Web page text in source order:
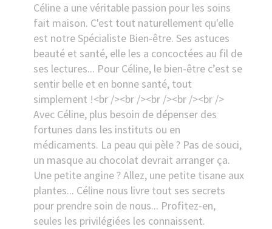
Céline a une véritable passion pour les soins
fait maison. C'est tout naturellement qu'elle
est notre Spécialiste Bien-être. Ses astuces
beauté et santé, elle les a concoctées au fil de
ses lectures... Pour Céline, le bien-être c’est se
sentir belle et en bonne santé, tout
simplement !<br /><br /><br /><br /><br />
Avec Céline, plus besoin de dépenser des
fortunes dans les instituts ou en
médicaments. La peau qui pèle ? Pas de souci,
un masque au chocolat devrait arranger ça.
Une petite angine ? Allez, une petite tisane aux
plantes... Céline nous livre tout ses secrets
pour prendre soin de nous... Profitez-en,
seules les privilégiées les connaissent.